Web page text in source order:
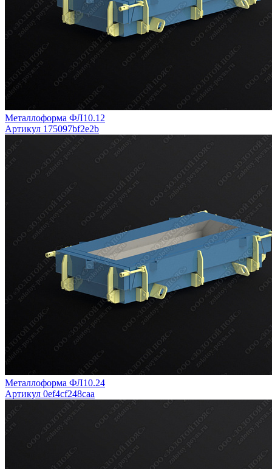
Металлоформа ФЛ10.12
Артикул 175097bf2e2b
Металлоформа ФЛ10.24
Артикул 0ef4cf248caa